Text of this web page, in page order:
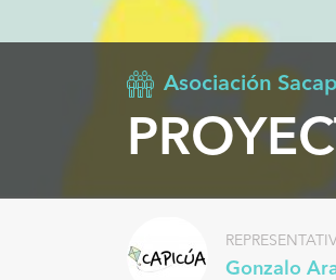
Asociación
Gonzalo